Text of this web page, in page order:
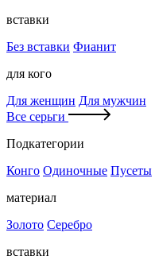
вставки
Без вставки Фианит
для кого
Для женщин Для мужчин
Все серьги
Подкатегории
Конго Одиночные Пусеты
материал
Золото Серебро
вставки